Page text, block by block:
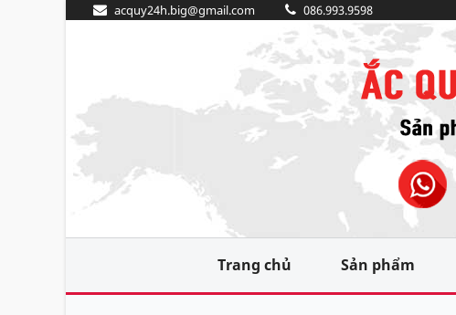
acquy24h.big@gmail.com 086.993.9598
Trang chủ Sản phẩm